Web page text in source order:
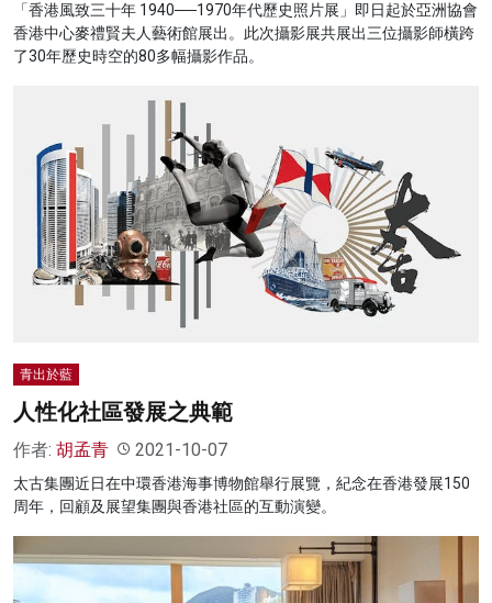
「香港風致三十年 1940──1970年代歷史照片展」即日起於亞洲協會
香港中心麥禮賢夫人藝術館展出。此次攝影展共展出三位攝影師橫跨
了30年歷史時空的80多幅攝影作品。
青出於藍
人性化社區發展之典範
作者: 胡孟青 2021-10-07
太古集團近日在中環香港海事博物館舉行展覽，紀念在香港發展150
周年，回顧及展望集團與香港社區的互動演變。